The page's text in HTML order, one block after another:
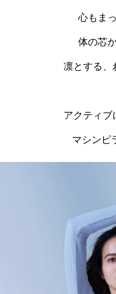
心もま
体の芯
凛とする、
アクティブ
マシンピ